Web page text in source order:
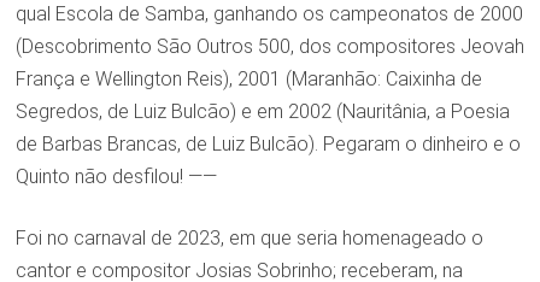
qual Escola de Samba, ganhando os campeonatos de 2000
(Descobrimento São Outros 500, dos compositores Jeovah
França e Wellington Reis), 2001 (Maranhão: Caixinha de
Segredos, de Luiz Bulcão) e em 2002 (Nauritânia, a Poesia
de Barbas Brancas, de Luiz Bulcão). Pegaram o dinheiro e o
Quinto não desfilou! ——
Foi no carnaval de 2023, em que seria homenageado o
cantor e compositor Josias Sobrinho; receberam, na